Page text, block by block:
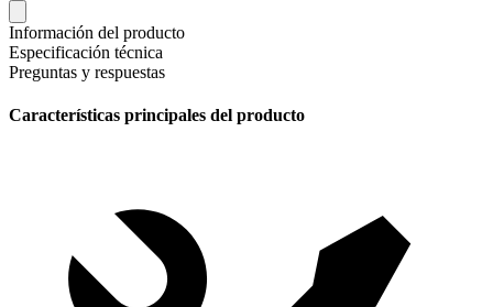
Información del producto
Especificación técnica
Preguntas y respuestas
Características principales del producto